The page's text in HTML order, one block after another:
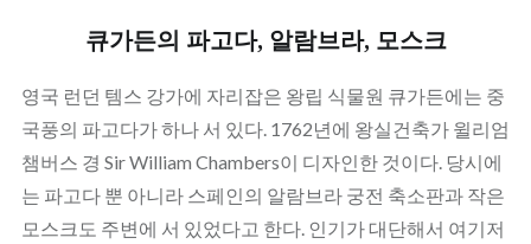
큐가든의 파고다, 알람브라, 모스크
영국 런던 템스 강가에 자리잡은 왕립 식물원 큐가든에는 중
국풍의 파고다가 하나 서 있다. 1762년에 왕실건축가 윌리엄
챔버스 경 Sir William Chambers이 디자인한 것이다. 당시에
는 파고다 뿐 아니라 스페인의 알람브라 궁전 축소판과 작은
모스크도 주변에 서 있었다고 한다. 인기가 대단해서 여기저